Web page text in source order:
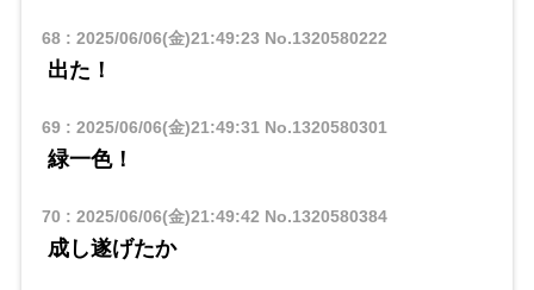
68: 2025/06/06(金)21:49:23 No.1320580222
出た！
69: 2025/06/06(金)21:49:31No.1320580301
緑一色！
70 : 2025/06/06(金)21:49:42 No.1320580384
成し遂げたか